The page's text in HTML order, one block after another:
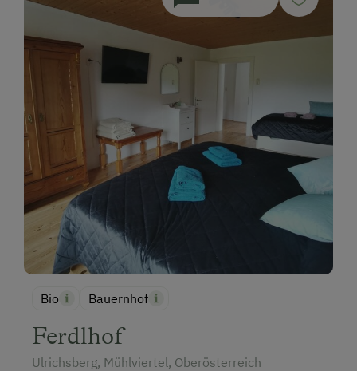
Bio Bauernhof
Ferdlhof
Ulrichsberg, Mühlviertel, Oberösterreich